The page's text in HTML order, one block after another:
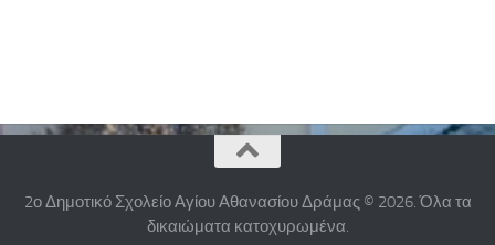
2ο Δημοτικό Σχολείο Αγίου Αθανασίου Δράμας © 2026. Όλα τα
δικαιώματα κατοχυρωμένα.